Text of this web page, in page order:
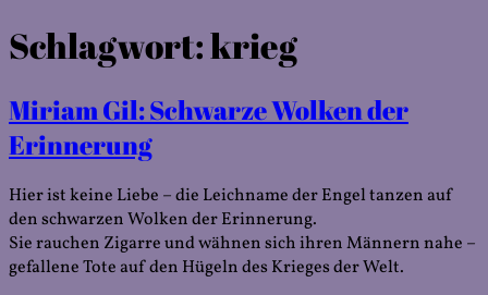
Schlagwort:krieg
Miriam Gil: Schwarze Wolken der
Erinnerung
Hier ist keine Liebe – die Leichname der Engel tanzen auf
den schwarzen Wolken der Erinnerung.
Sie rauchen Zigarre und wähnen sich ihren Männern nahe –
gefallene Tote auf den Hügeln des Krieges der Welt.